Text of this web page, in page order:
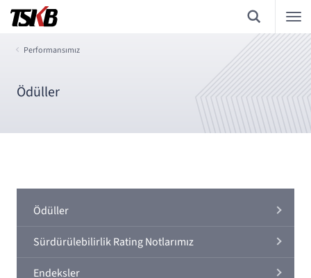
Performansımız
Ödüller
Ödüller
Sürdürülebilirlik Rating Notlarımız
Endeksler